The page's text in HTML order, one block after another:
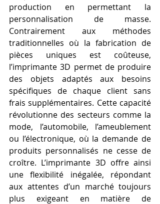
production en permettant la
personnalisation de masse.
Contrairement aux méthodes
traditionnelles où la fabrication de
pièces uniques est coûteuse,
l’imprimante 3D permet de produire
des objets adaptés aux besoins
spécifiques de chaque client sans
frais supplémentaires. Cette capacité
révolutionne des secteurs comme la
mode, l’automobile, l’ameublement
ou l’électronique, où la demande de
produits personnalisés ne cesse de
croître. L’imprimante 3D offre ainsi
une flexibilité inégalée, répondant
aux attentes d’un marché toujours
plus exigeant en matière de